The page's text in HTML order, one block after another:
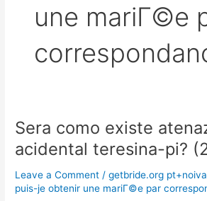
une mariГ©e
Sera como existe
acidental teresina-pi?
Leave a Comment /getbride.org
puis-je obtenir une mariГ©e par
Sera
como
existe
atenazar
sexo